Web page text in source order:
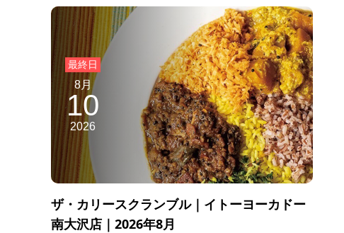
8月
10
2026
ザ・カリースクランブル｜イトーヨーカドー
南大沢店｜2026年8月